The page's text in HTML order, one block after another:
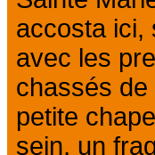
accosta ici,
avec les
chassés de
petite
sein, un